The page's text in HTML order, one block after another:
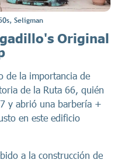
Seligman
Original
de la importancia de
de la Ruta 66, quién
y abrió una barbería +
en este edificio
a la construcción de